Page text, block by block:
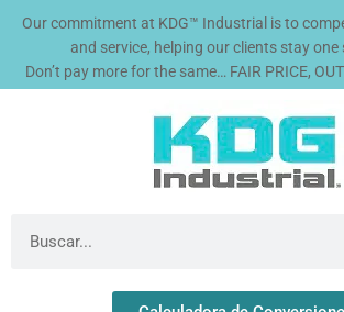
Our commitment at KDG™ Industrial is to
and service, helping our clients stay one
Don’t pay more for the same… FAIR PRICE,